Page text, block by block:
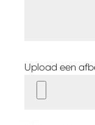
Upload een